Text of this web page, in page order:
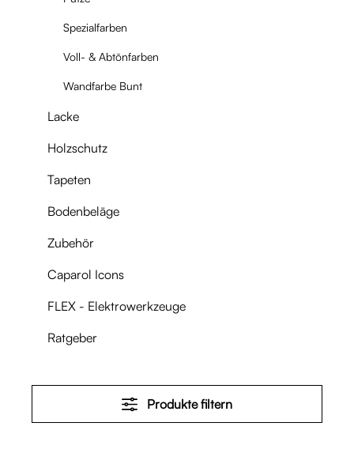
Spezialfarben
Voll- & Abtönfarben
Wandfarbe Bunt
Lacke
Holzschutz
Tapeten
Bodenbeläge
Zubehör
Caparol Icons
FLEX - Elektrowerkzeuge
Ratgeber
Produkte filtern